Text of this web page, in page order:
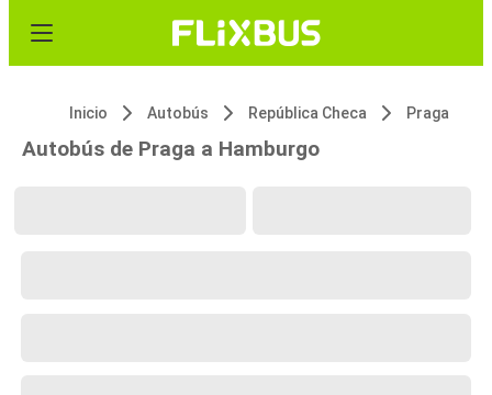
Inicio Autobús República Checa Praga
Autobús de Praga a Hamburgo